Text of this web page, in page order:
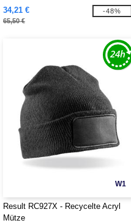
34,21 €
65,50 €
-48%
W1
Result RC927X - Recycelte Acryl
Mütze